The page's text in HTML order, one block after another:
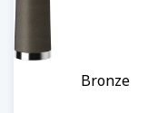
Bronze